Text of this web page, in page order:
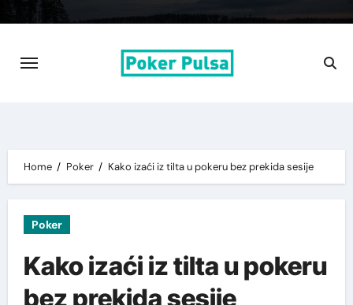
content
Home Poker Kako izaći iz tilta u pokeru bez prekida sesije
Poker
Kako izaći iz tilta u pokeru
bez prekida sesije